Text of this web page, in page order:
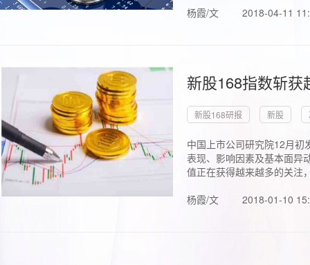
杨霞/文
2018-04-11
新股168指数斩
新股168研报 新股
中国上市公司研究院12月初
表现、影响因素及基本面异
值正在获得越来越多的关注
杨霞/文
2018-01-10